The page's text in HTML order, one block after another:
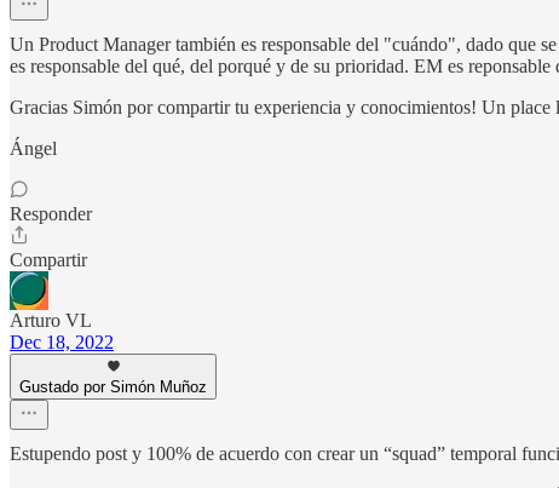
Un Product Manager también es responsable del "cuándo", dado que
es responsable del qué, del porqué y de su prioridad. EM es
Gracias Simón por compartir tu experiencia y conocimientos! Un place
Ángel
Responder
Compartir
Arturo VL
Dec 18, 2022
Gustado por Simón Muñoz
Estupendo post y 100% de acuerdo con crear un “squad” temporal